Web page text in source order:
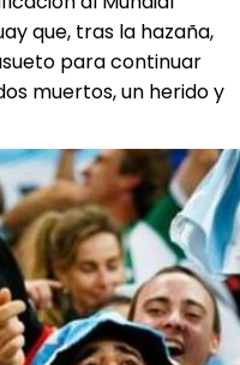
que, tras la hazaña,
para continuar
muertos, un herido y